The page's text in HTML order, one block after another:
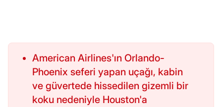
American Airlines'ın Orlando-
Phoenix seferi yapan uçağı, kabin
ve güvertede hissedilen gizemli bir
koku nedeniyle Houston'a